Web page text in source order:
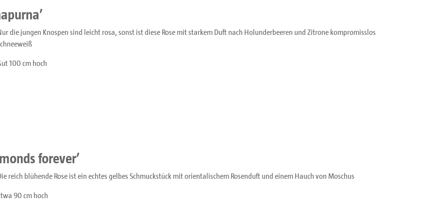
die jungen Knospen sind leicht rosa, sonst ist diese Rose mit starkem Duft nach Holunderbeeren und Zitrone kompromisslos
100 cm hoch
forever’
reich blühende Rose ist ein echtes gelbes Schmuckstück mit orientalischem Rosenduft und einem Hauch von Moschus
90 cm hoch